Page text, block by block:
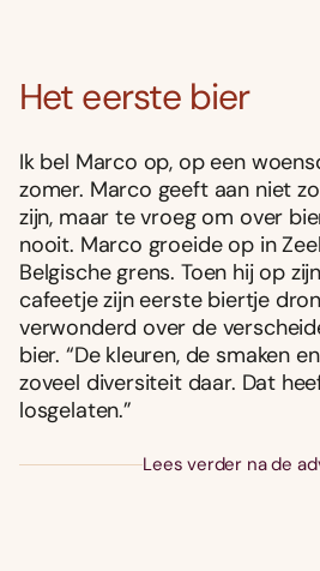
Het eerste bier
Ik bel Marco op, op een
zomer. Marco geeft aan niet
zijn, maar te vroeg om over
nooit. Marco groeide op in
Belgische grens. Toen hij op
cafeetje zijn eerste biertje
verwonderd over de
bier. “De kleuren, de smaken
zoveel diversiteit daar. Dat
losgelaten.”
Lees verder na de